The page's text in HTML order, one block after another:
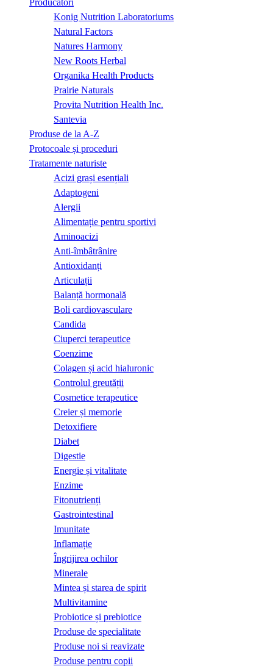
Konig Nutrition Laboratoriums
Natural Factors
Natures Harmony
New Roots Herbal
Organika Health Products
Prairie Naturals
Provita Nutrition Health Inc.
Santevia
Produse de la A-Z
Protocoale și proceduri
Tratamente naturiste
Acizi grași esențiali
Adaptogeni
Alergii
Alimentație pentru sportivi
Aminoacizi
Anti-îmbâtrânire
Antioxidanți
Articulații
Balanță hormonală
Boli cardiovasculare
Candida
Ciuperci terapeutice
Coenzime
Colagen și acid hialuronic
Controlul greutății
Cosmetice terapeutice
Creier și memorie
Detoxifiere
Diabet
Digestie
Energie și vitalitate
Enzime
Fitonutrienți
Gastrointestinal
Imunitate
Inflamație
Îngrijirea ochilor
Minerale
Mintea și starea de spirit
Multivitamine
Probiotice și prebiotice
Produse de specialitate
Produse noi si reavizate
Produse pentru copii